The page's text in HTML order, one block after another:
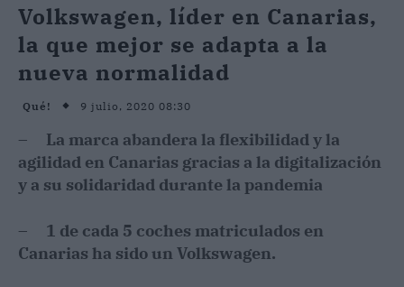
Volkswagen, líder en Canarias,
la que mejor se adapta a la
nueva normalidad
Qué! 9 julio, 2020 08:30
– La marca abandera la flexibilidad y la
agilidad en Canarias gracias a la digitalización
y a su solidaridad durante la pandemia
– 1 de cada 5 coches matriculados en
Canarias ha sido un Volkswagen.